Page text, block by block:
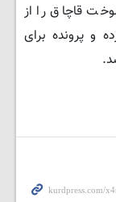
قاچاق را از
و پرونده برای